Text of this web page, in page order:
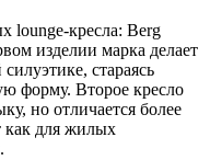
lounge-кресла: Berg
изделии марка делает
стараясь
форму. Второе кресло
но отличается более
как для жилых